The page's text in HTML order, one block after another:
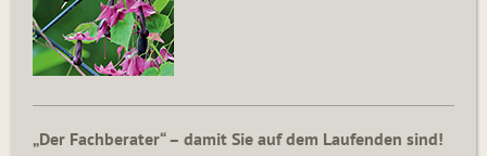
„Der Fachberater“ – damit Sie auf dem Laufenden sind!